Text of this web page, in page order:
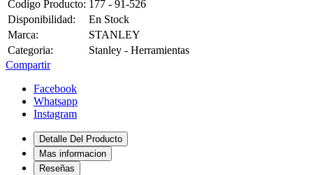
Codigo Producto: 177 - 91-526
Disponibilidad:
En Stock
Marca:
STANLEY
Categoria:
Stanley - Herramientas
Compartir
Facebook
Whatsapp
Instagram
Detalle Del Producto
Mas informacion
Reseñas